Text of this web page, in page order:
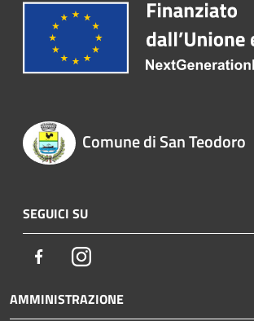
Comune di San Teodoro
SEGUICI SU
FacebookInstagram
AMMINISTRAZIONE